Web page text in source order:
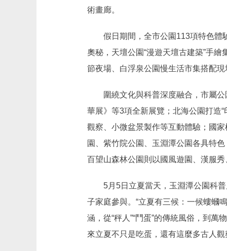
術畫廊。
假日期間，全市公園113項特色體驗
奧秘，天壇公園“漫遊天壇古建築”手
節夜場、白浮泉公園慢生活市集搭配
圍繞文化與科普深度融合，市屬公
華展》等3項全新展覽；北海公園打造
觀察、小微盆景製作等互動體驗；國
園、紫竹院公園、玉淵潭公園各具特
百望山森林公園則以國風遊園、漢服
5月5日立夏當天，玉淵潭公園科普
子家庭參與。“立夏有三候：一候螻蟈
涵，從“秤人”“鬥蛋”的傳統風俗，到
來立夏不只是吃蛋，還有這麼多古人觀